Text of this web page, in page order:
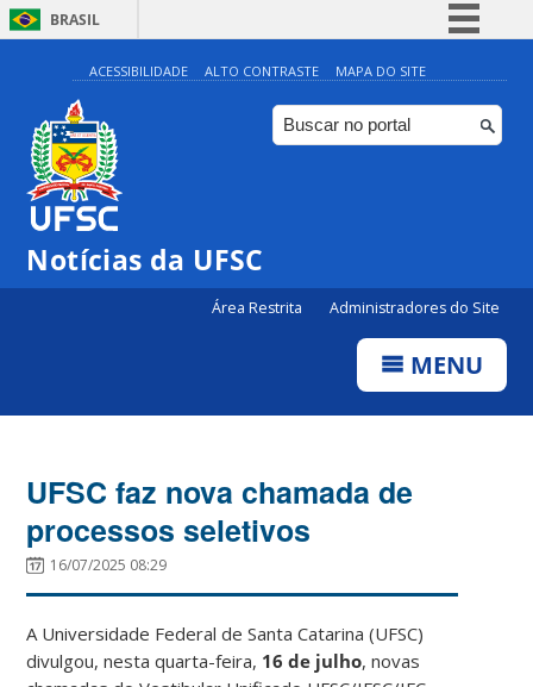
BRASIL
Simplifique!
Comunica BR
Participe
ACESSIBILIDADE ALTO CONTRASTE MAPA DO SITE
Notícias da UFSC
Área Restrita Administradores do Site
MENU
UFSC faz nova chamada de
processos seletivos
16/07/2025 08:29
A Universidade Federal de Santa Catarina (UFSC)
divulgou, nesta quarta-feira, 16 de julho, novas